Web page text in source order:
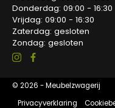
Donderdag: 09:00 - 16:30
Vrijdag: 09:00 - 16:30
Zaterdag: gesloten
Zondag: gesloten
© 2026 - Meubelzwagerij
Privacyverklaring